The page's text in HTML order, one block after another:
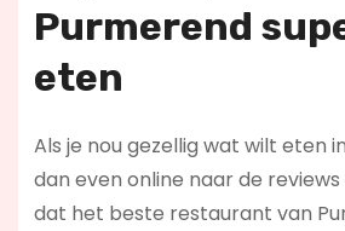
Purmerend
eten
Als je nou gezellig wat wilt eten
dan even online naar de
dat het beste restaurant van